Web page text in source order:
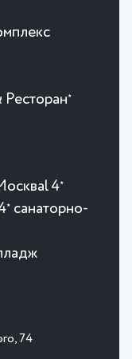
★
4★
★
санаторно-
74